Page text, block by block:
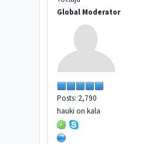
Global Moderator
Posts: 2,790
hauki on kala